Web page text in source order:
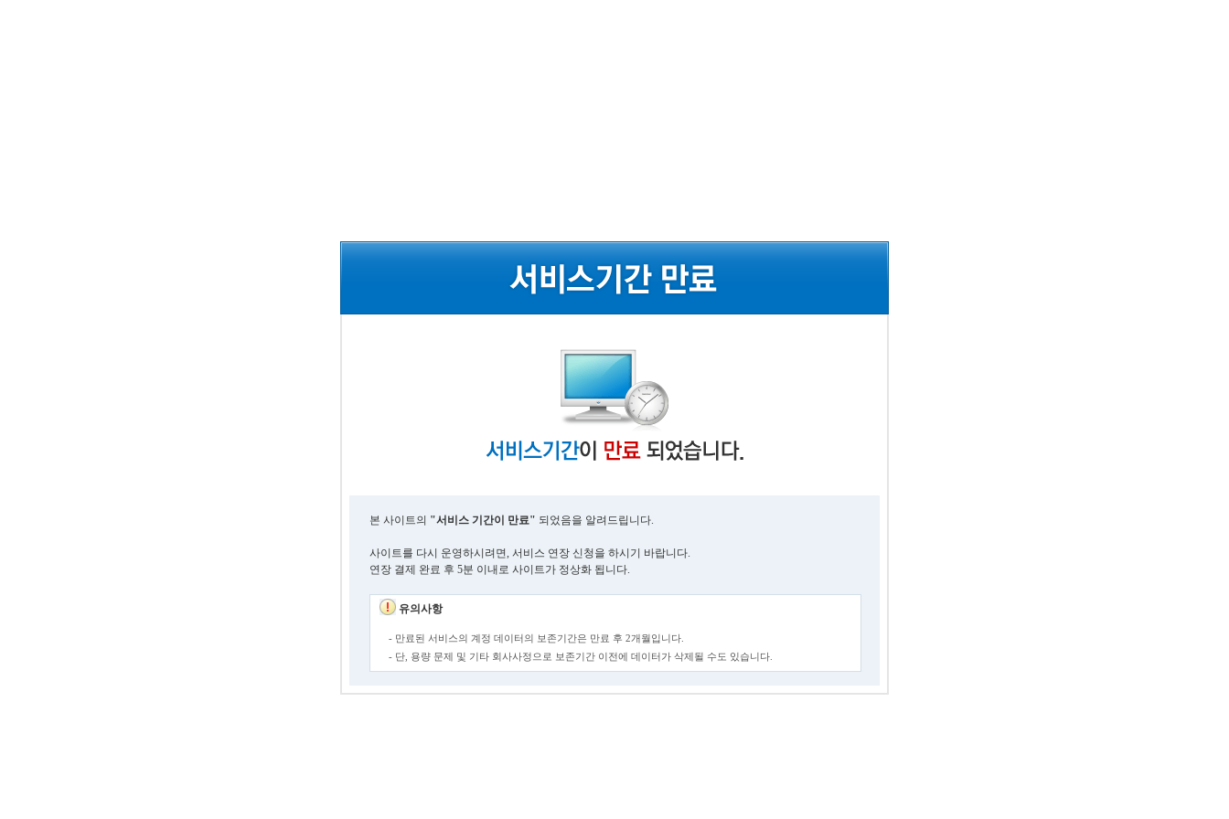
본 사이트의 "서비스 기간이 만료" 되었음을 알려드립니다.
사이트를 다시 운영하시려면, 서비스 연장 신청을 하시기 바랍니다.
연장 결제 완료 후 5분 이내로 사이트가 정상화 됩니다.
유의사항
- 만료된 서비스의 계정 데이터의 보존기간은 만료 후 2개월입니다.
- 단, 용량 문제 및 기타 회사사정으로 보존기간 이전에 데이터가 삭제될 수도 있습니다.